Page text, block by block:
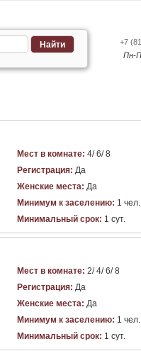
Найти +7
Пн-
Мест в комнате: 4/ 6/ 8
Регистрация: Да
Женские места: Да
Минимум к заселению: 1 чел.
Минимальный срок: 1 сут.
Мест в комнате: 2/ 4/ 6/ 8
Регистрация: Да
Женские места: Да
Минимум к заселению: 1 чел.
Минимальный срок: 1 сут.